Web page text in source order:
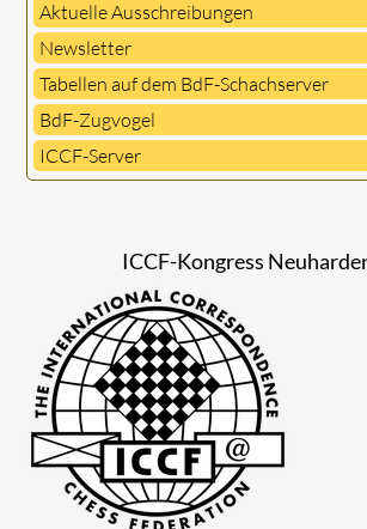
Aktuelle Ausschreibungen
Newsletter
Tabellen auf dem BdF-Schachserver
BdF-Zugvogel
ICCF-Server
ICCF-Kongress